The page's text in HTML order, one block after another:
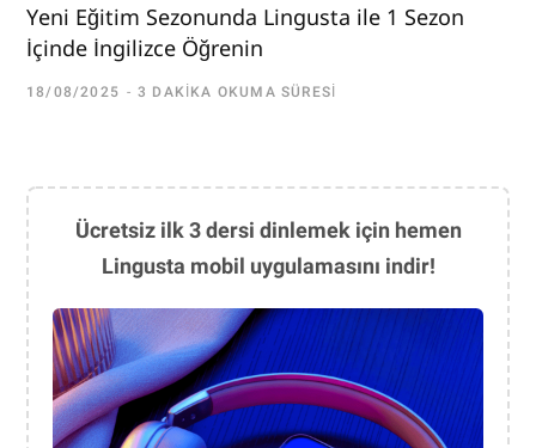
Yeni Eğitim Sezonunda Lingusta ile 1 Sezon
İçinde İngilizce Öğrenin
18/08/2025 3 DAKIKA OKUMA SÜRESI
Ücretsiz ilk 3 dersi dinlemek için hemen
Lingusta mobil uygulamasını indir!